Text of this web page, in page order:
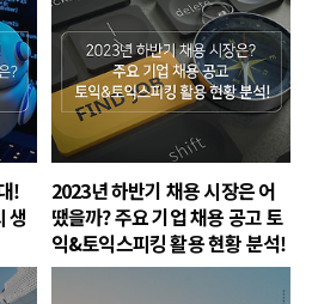
!
생
2023년 하반기 채용 시장은 어
땠을까? 주요 기업 채용 공고 토
익&토익스피킹 활용 현황 분석!